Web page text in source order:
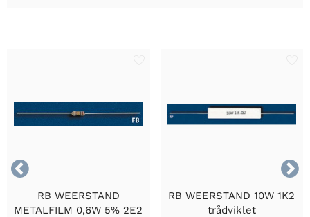


RB WEERSTAND
METALFILM 0,6W 5% 2E2
RB WEERSTAND 10W 1K2
trådviklet